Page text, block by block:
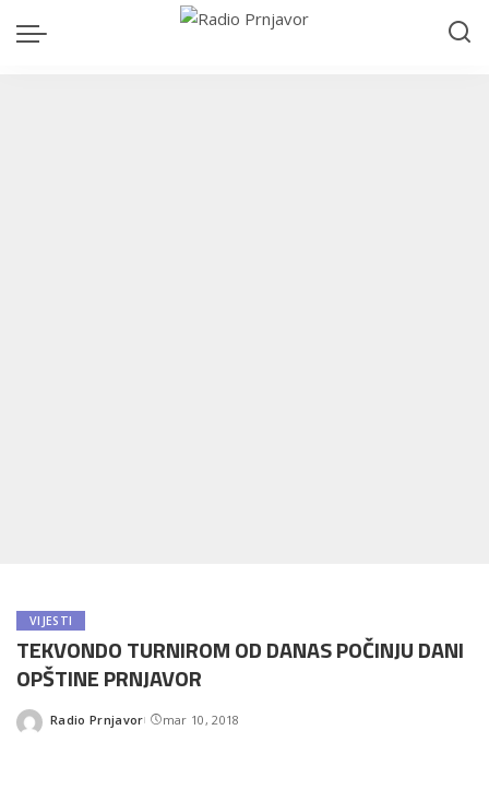
VIJESTI
TEKVONDO TURNIROM OD DANAS POČINJU DANI
OPŠTINE PRNJAVOR
Posted
Radio Prnjavor mar 10, 2018